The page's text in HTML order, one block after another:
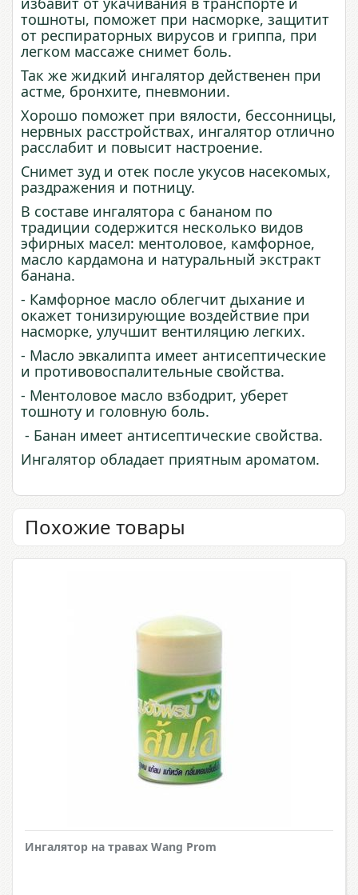
тошноты, поможет при насморке, защитит
от респираторных вирусов и гриппа, при
легком массаже снимет боль.
Так же жидкий ингалятор действенен при
астме, бронхите, пневмонии.
Хорошо поможет при вялости, бессонницы,
нервных расстройствах, ингалятор отлично
расслабит и повысит настроение.
Снимет зуд и отек после укусов насекомых,
раздражения и потницу.
В составе ингалятора с бананом по
традиции содержится несколько видов
эфирных масел: ментоловое, камфорное,
масло кардамона и натуральный экстракт
банана.
- Камфорное масло облегчит дыхание и
окажет тонизирующие воздействие при
насморке, улучшит вентиляцию легких.
- Масло эвкалипта имеет антисептические
и противовоспалительные свойства.
- Ментоловое масло взбодрит, уберет
тошноту и головную боль.
- Банан имеет антисептические свойства.
Ингалятор обладает приятным ароматом.
Похожие товары
Ингалятор на травах Wang Prom